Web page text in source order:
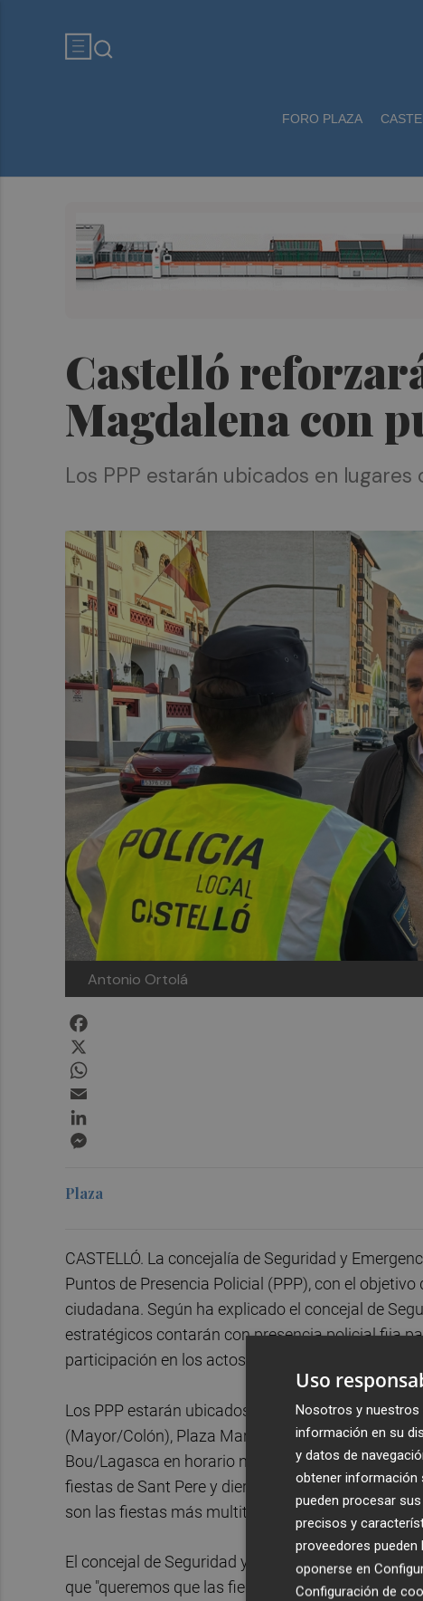
FORO PLAZA
Castelló
Magdalena con
Los PPP estarán ubicados en lugares
Antonio Ortolá
Plaza
CASTELLÓ. La concejalía de Seguridad y
Puntos de Presencia Policial (PPP), con el
ciudadana. Según ha explicado el concejal de
estratégicos contarán con presencia policial fija
participación en los actos programados”.
Los PPP estarán ubicados en lugares clave de la
(Mayor/Colón), Plaza María Agustina, REFEYME
Bou/Lagasca en horario nocturno. El edil ha
fiestas de Sant Pere y dieron un gran resultado.
son las fiestas más multitudinarias de nuestra
El concejal de Seguridad y Emergencias también
que "queremos que las fiestas de la Magdalena
Uso
Nosotros y
información en su
y datos de
obtener información
pueden procesar
precisos y
proveedores
oponerse en
Configuración de